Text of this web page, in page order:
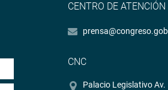
CENTRO DE ATENCIÓN
CNC
Palacio Legislativo Av.